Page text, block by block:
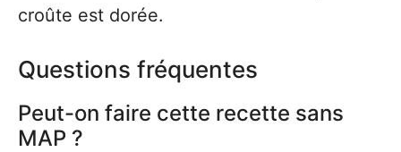
croûte est dorée.
Questions fréquentes
Peut-on faire cette recette sans
MAP ?